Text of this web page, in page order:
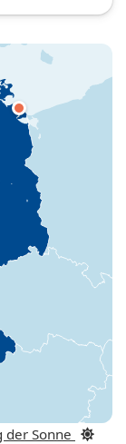
der Sonne